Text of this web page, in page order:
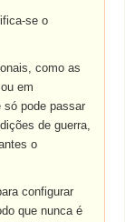
se o
como as
em
só pode passar
de guerra,
o
configurar
que nunca é